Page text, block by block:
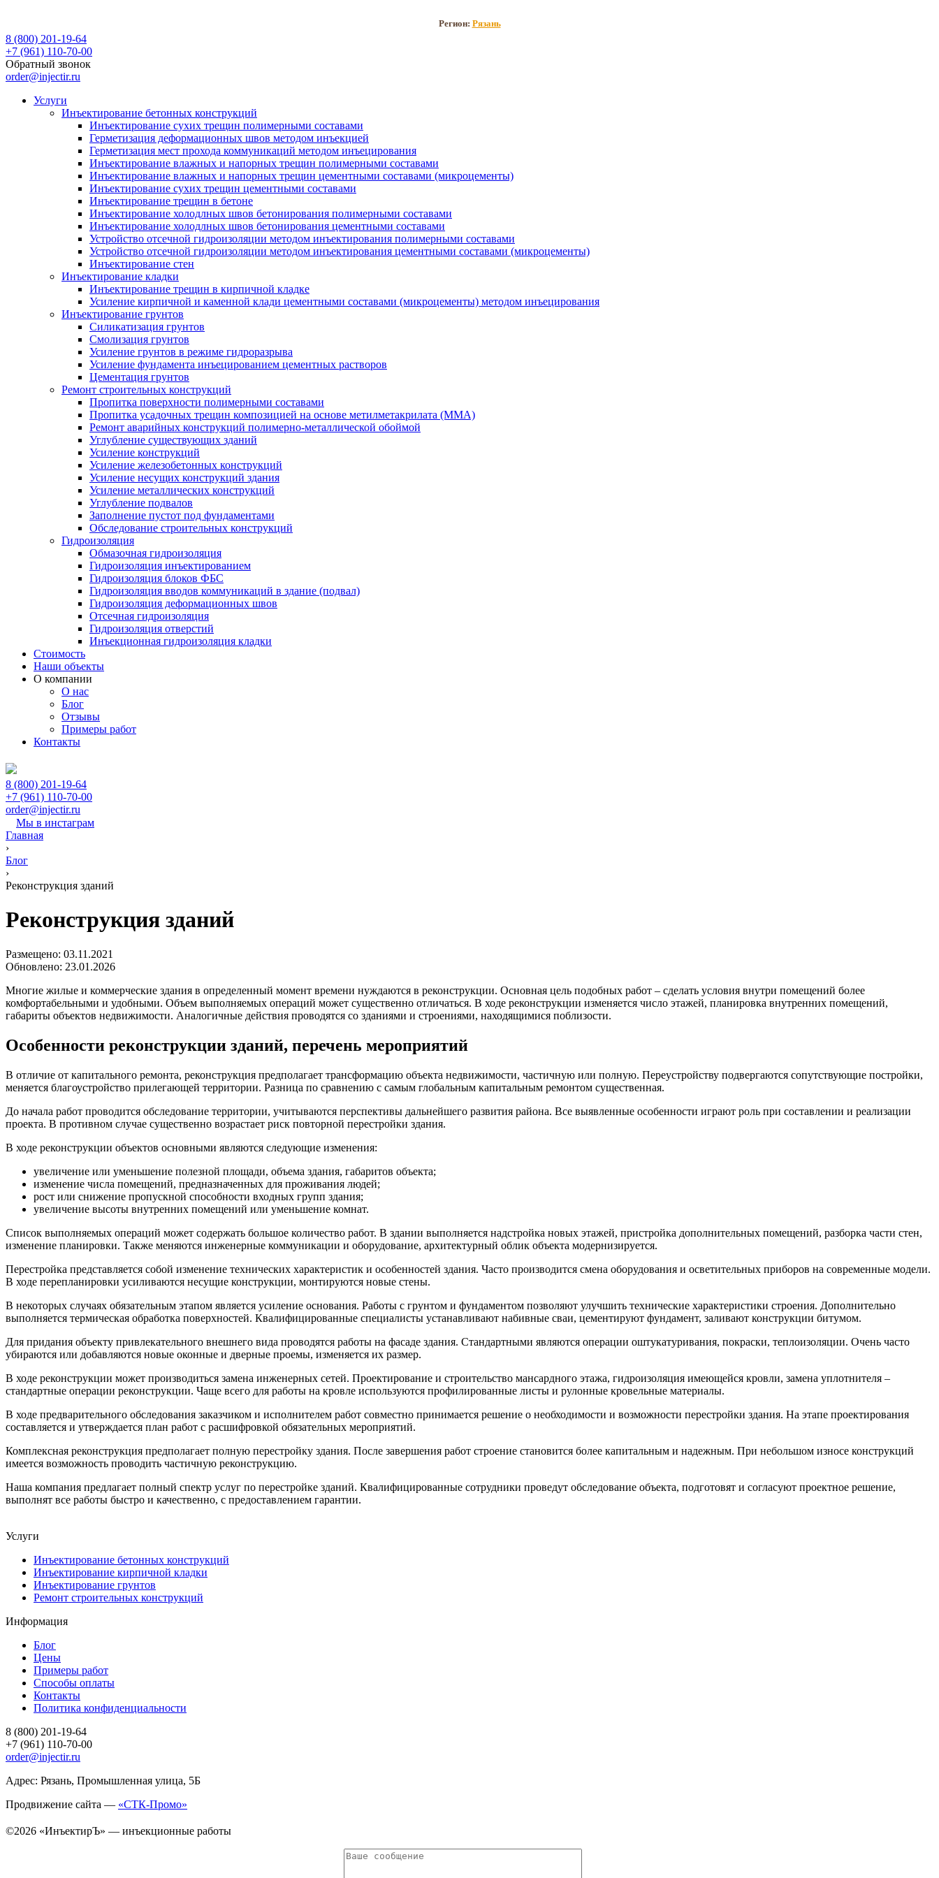
Регион: Рязань
8 (800) 201-19-64
+7 (961) 110-70-00
Обратный звонок
order@injectir.ru
Услуги
Инъектирование бетонных конструкций
Инъектирование сухих трещин полимерными составами
Герметизация деформационных швов методом инъекцией
Герметизация мест прохода коммуникаций методом инъецирования
Инъектирование влажных и напорных трещин полимерными составами
Инъектирование влажных и напорных трещин цементными составами (микроцементы)
Инъектирование сухих трещин цементными составами
Инъектирование трещин в бетоне
Инъектирование холодлных швов бетонирования полимерными составами
Инъектирование холодлных швов бетонирования цементными составами
Устройство отсечной гидроизоляции методом инъектирования полимерными составами
Устройство отсечной гидроизоляции методом инъектирования цементными составами (микроцементы)
Инъектирование стен
Инъектирование кладки
Инъектирование трещин в кирпичной кладке
Усиление кирпичной и каменной клади цементными составами (микроцементы) методом инъецирования
Инъектирование грунтов
Силикатизация грунтов
Смолизация грунтов
Усиление грунтов в режиме гидроразрыва
Усиление фундамента инъецированием цементных растворов
Цементация грунтов
Ремонт строительных конструкций
Пропитка поверхности полимерными составами
Пропитка усадочных трещин композицией на основе метилметакрилата (ММА)
Ремонт аварийных конструкций полимерно-металлической обоймой
Углубление существующих зданий
Усиление конструкций
Усиление железобетонных конструкций
Усиление несущих конструкций здания
Усиление металлических конструкций
Углубление подвалов
Заполнение пустот под фундаментами
Обследование строительных конструкций
Гидроизоляция
Обмазочная гидроизоляция
Гидроизоляция инъектированием
Гидроизоляция блоков ФБС
Гидроизоляция вводов коммуникаций в здание (подвал)
Гидроизоляция деформационных швов
Отсечная гидроизоляция
Гидроизоляция отверстий
Инъекционная гидроизоляция кладки
Стоимость
Наши объекты
О компании
О нас
Блог
Отзывы
Примеры работ
Контакты
8 (800) 201-19-64
+7 (961) 110-70-00
order@injectir.ru
Мы в инстаграм
Главная
›
Блог
›
Реконструкция зданий
Реконструкция зданий
Размещено: 03.11.2021
Обновлено: 23.01.2026
Многие жилые и коммерческие здания в определенный момент времени нуждаются в реконструкции. Основная цель подобных работ – сделать условия внутри помещений более
комфортабельными и удобными. Объем выполняемых операций может существенно отличаться. В ходе реконструкции изменяется число этажей, планировка внутренних помещений,
габариты объектов недвижимости. Аналогичные действия проводятся со зданиями и строениями, находящимися поблизости.
Особенности реконструкции зданий, перечень мероприятий
В отличие от капитального ремонта, реконструкция предполагает трансформацию объекта недвижимости, частичную или полную. Переустройству подвергаются сопутствующие постройки,
меняется благоустройство прилегающей территории. Разница по сравнению с самым глобальным капитальным ремонтом существенная.
До начала работ проводится обследование территории, учитываются перспективы дальнейшего развития района. Все выявленные особенности играют роль при составлении и реализации
проекта. В противном случае существенно возрастает риск повторной перестройки здания.
В ходе реконструкции объектов основными являются следующие изменения:
увеличение или уменьшение полезной площади, объема здания, габаритов объекта;
изменение числа помещений, предназначенных для проживания людей;
рост или снижение пропускной способности входных групп здания;
увеличение высоты внутренних помещений или уменьшение комнат.
Список выполняемых операций может содержать большое количество работ. В здании выполняется надстройка новых этажей, пристройка дополнительных помещений, разборка части стен,
изменение планировки. Также меняются инженерные коммуникации и оборудование, архитектурный облик объекта модернизируется.
Перестройка представляется собой изменение технических характеристик и особенностей здания. Часто производится смена оборудования и осветительных приборов на современные модели.
В ходе перепланировки усиливаются несущие конструкции, монтируются новые стены.
В некоторых случаях обязательным этапом является усиление основания. Работы с грунтом и фундаментом позволяют улучшить технические характеристики строения. Дополнительно
выполняется термическая обработка поверхностей. Квалифицированные специалисты устанавливают набивные сваи, цементируют фундамент, заливают конструкции битумом.
Для придания объекту привлекательного внешнего вида проводятся работы на фасаде здания. Стандартными являются операции оштукатуривания, покраски, теплоизоляции. Очень часто
убираются или добавляются новые оконные и дверные проемы, изменяется их размер.
В ходе реконструкции может производиться замена инженерных сетей. Проектирование и строительство мансардного этажа, гидроизоляция имеющейся кровли, замена уплотнителя –
стандартные операции реконструкции. Чаще всего для работы на кровле используются профилированные листы и рулонные кровельные материалы.
В ходе предварительного обследования заказчиком и исполнителем работ совместно принимается решение о необходимости и возможности перестройки здания. На этапе проектирования
составляется и утверждается план работ с расшифровкой обязательных мероприятий.
Комплексная реконструкция предполагает полную перестройку здания. После завершения работ строение становится более капитальным и надежным. При небольшом износе конструкций
имеется возможность проводить частичную реконструкцию.
Наша компания предлагает полный спектр услуг по перестройке зданий. Квалифицированные сотрудники проведут обследование объекта, подготовят и согласуют проектное решение,
выполнят все работы быстро и качественно, с предоставлением гарантии.
Услуги
Инъектирование бетонных конструкций
Инъектирование кирпичной кладки
Инъектирование грунтов
Ремонт строительных конструкций
Информация
Блог
Цены
Примеры работ
Способы оплаты
Контакты
Политика конфиденциальности
8 (800) 201-19-64
+7 (961) 110-70-00
order@injectir.ru
Адрес: Рязань, Промышленная улица, 5Б
Продвижение сайта — «СТК-Промо»
©2026 «ИнъектирЪ» — инъекционные работы